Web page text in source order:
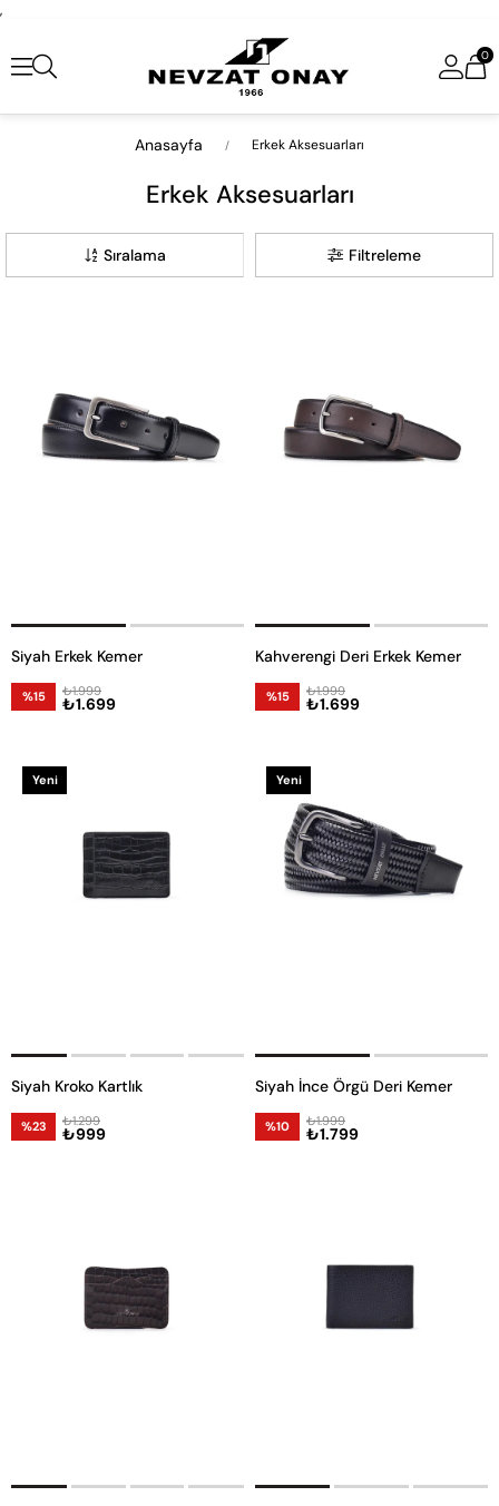
,
0
Anasayfa Erkek Aksesuarları
Erkek Aksesuarları
Filtreleme
Sıralama
Siyah Erkek Kemer
%15 ₺1.699
₺1.999
Kahverengi Deri Erkek Kemer
%15 ₺1.699
₺1.999
Siyah Kroko Kartlık
%23 ₺999
₺1.299
Yeni
Siyah İnce Örgü Deri Kemer
%10 ₺1.799
₺1.999
Yeni
Ürün